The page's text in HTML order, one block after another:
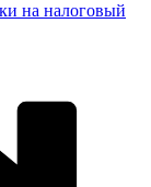
на налоговый